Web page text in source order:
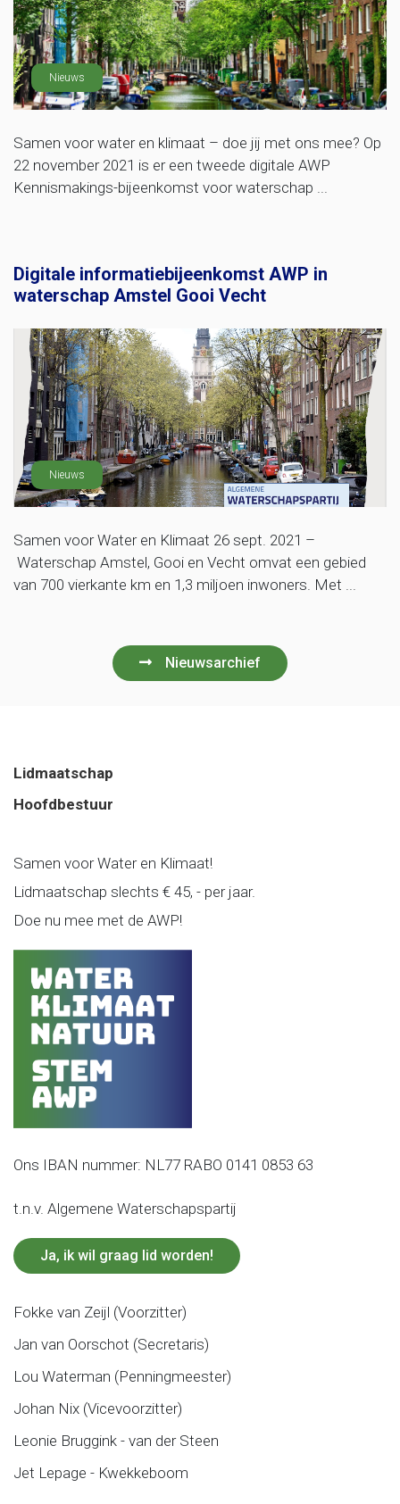
Nieuws
Samen voor water en klimaat – doe jij met ons mee? Op
22 november 2021 is er een tweede digitale AWP
Kennismakings-bijeenkomst voor waterschap ...
Digitale informatiebijeenkomst AWP in
waterschap Amstel Gooi Vecht
Nieuws
Samen voor Water en Klimaat 26 sept. 2021 –
Waterschap Amstel, Gooi en Vecht omvat een gebied
van 700 vierkante km en 1,3 miljoen inwoners. Met ...
Nieuwsarchief
Lidmaatschap
Hoofdbestuur
Samen voor Water en Klimaat!
Lidmaatschap slechts € 45, - per jaar.
Doe nu mee met de AWP!
Ons IBAN nummer: NL77 RABO 0141 0853 63
t.n.v. Algemene Waterschapspartij
Ja, ik wil graag lid worden!
Fokke van Zeijl (Voorzitter)
Jan van Oorschot (Secretaris)
Lou Waterman (Penningmeester)
Johan Nix (Vicevoorzitter)
Leonie Bruggink - van der Steen
Jet Lepage - Kwekkeboom